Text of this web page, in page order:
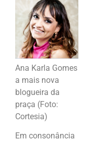
Ana Karla Gomes
a mais nova
blogueira da
praça (Foto:
Cortesia)
Em consonância